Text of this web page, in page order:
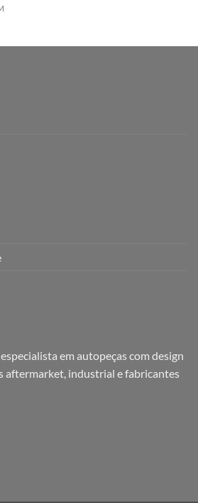
em autopeças com design
aftermarket, industrial e fabricantes